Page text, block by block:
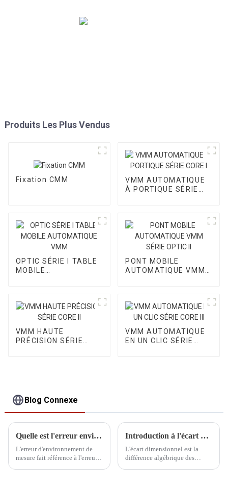
Produits Les Plus Vendus
Fixation CMM
VMM AUTOMATIQUE
À PORTIQUE SÉRIE
OPTIC SÉRIE I TABLE
MOBILE
PONT MOBILE
AUTOMATIQUE VMM
VMM HAUTE
PRÉCISION SÉRIE
VMM AUTOMATIQUE
EN UN CLIC SÉRIE
Blog Connexe
Quelle est l'erreur environnementale de mesure
L'erreur d'environnement de
mesure fait référence à l'erreur
Introduction à l'écart dimensionnel
L'écart dimensionnel est la
différence algébrique des